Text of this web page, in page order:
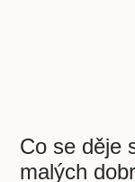
Co se děje
malých